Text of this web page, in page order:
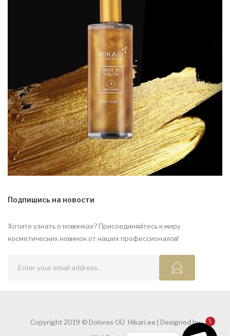
Подпишись на новости
Хотите узнать о новинках? Присоединяйтесь к миру
косметических новинок от наших профессионалов!
Copyright 2019 © Dolores OÜ Hikari.ee | Designed by
1